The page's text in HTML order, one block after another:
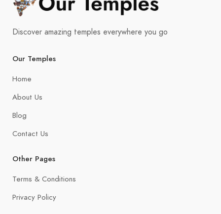
Discover amazing temples everywhere you go
Our Temples
Home
About Us
Blog
Contact Us
Other Pages
Terms & Conditions
Privacy Policy